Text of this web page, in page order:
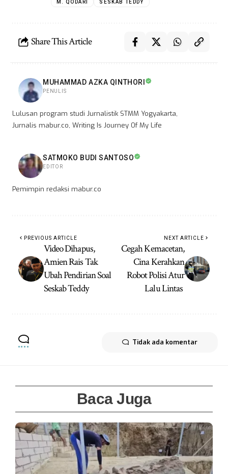
M. QODARI SESKAB TEDDY
Share This Article
MUHAMMAD AZKA QINTHORI
PENULIS
Lulusan program studi Jurnalistik STMM Yogyakarta,
Jurnalis mabur.co, Writing Is Journey Of My Life
SATMOKO BUDI SANTOSO
EDITOR
Pemimpin redaksi mabur.co
PREVIOUS ARTICLE
Video Dihapus,
Amien Rais Tak
Ubah Pendirian Soal
Seskab Teddy
NEXT ARTICLE
Cegah Kemacetan,
Cina Kerahkan
Robot Polisi Atur
Lalu Lintas
Tidak ada komentar
Baca Juga